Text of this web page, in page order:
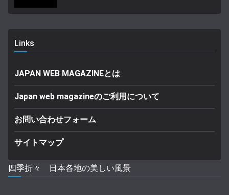
Links
JAPAN WEB MAGAZINEとは
Japan web magazineのご利用について
お問い合わせフォーム
サイトマップ
四季折々 日本各地の美しい風景